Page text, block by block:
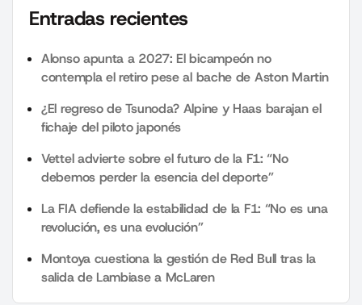
Entradas recientes
Alonso apunta a 2027: El bicampeón no
contempla el retiro pese al bache de Aston Martin
¿El regreso de Tsunoda? Alpine y Haas barajan el
fichaje del piloto japonés
Vettel advierte sobre el futuro de la F1: “No
debemos perder la esencia del deporte”
La FIA defiende la estabilidad de la F1: “No es una
revolución, es una evolución”
Montoya cuestiona la gestión de Red Bull tras la
salida de Lambiase a McLaren